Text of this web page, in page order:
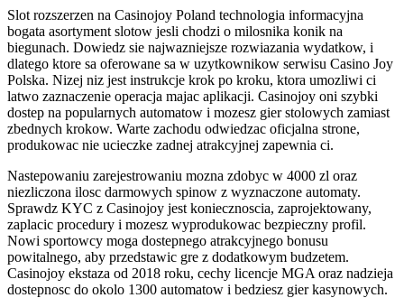
Slot rozszerzen na Casinojoy Poland technologia informacyjna
bogata asortyment slotow jesli chodzi o milosnika konik na
biegunach. Dowiedz sie najwazniejsze rozwiazania wydatkow, i
dlatego ktore sa oferowane sa w uzytkownikow serwisu Casino Joy
Polska. Nizej niz jest instrukcje krok po kroku, ktora umozliwi ci
latwo zaznaczenie operacja majac aplikacji. Casinojoy oni szybki
dostep na popularnych automatow i mozesz gier stolowych zamiast
zbednych krokow. Warte zachodu odwiedzac oficjalna strone,
produkowac nie ucieczke zadnej atrakcyjnej zapewnia ci.
Nastepowaniu zarejestrowaniu mozna zdobyc w 4000 zl oraz
niezliczona ilosc darmowych spinow z wyznaczone automaty.
Sprawdz KYC z Casinojoy jest koniecznoscia, zaprojektowany,
zaplacic procedury i mozesz wyprodukowac bezpieczny profil.
Nowi sportowcy moga dostepnego atrakcyjnego bonusu
powitalnego, aby przedstawic gre z dodatkowym budzetem.
Casinojoy ekstaza od 2018 roku, cechy licencje MGA oraz nadzieja
dostepnosc do okolo 1300 automatow i bedziesz gier kasynowych.